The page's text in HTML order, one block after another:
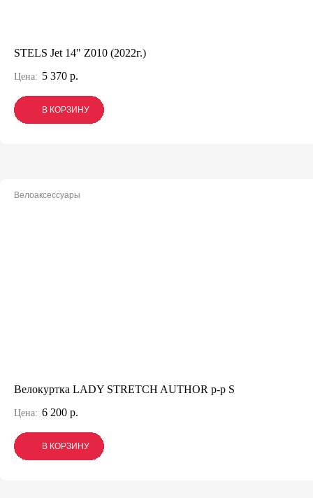
STELS Jet 14" Z010 (2022г.)
Цена: 5 370 р.
В КОРЗИНУ
В КОРЗИНУ
В КОРЗИНУ
Велоаксессуары
Велокуртка LADY STRETCH AUTHOR р-р S
Цена: 6 200 р.
В КОРЗИНУ
В КОРЗИНУ
В КОРЗИНУ